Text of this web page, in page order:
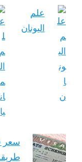
علم
اليونان
سعر